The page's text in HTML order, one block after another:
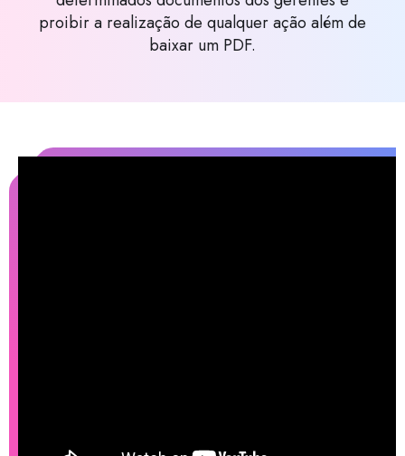
proibir a realização de qualquer ação além de
baixar um PDF.